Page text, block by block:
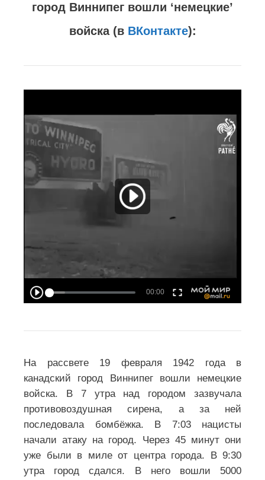
город Виннипег вошли ‘немецкие’
войска (в ВКонтакте):
На рассвете 19 февраля 1942 года в
канадский город Виннипег вошли немецкие
войска. В 7 утра над городом зазвучала
противовоздушная сирена, а за ней
последовала бомбёжка. В 7:03 нацисты
начали атаку на город. Через 45 минут они
уже были в миле от центра города. В 9:30
утра город сдался. В него вошли 5000